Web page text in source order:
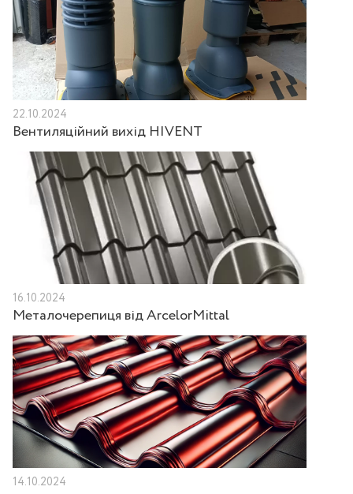
22.10.2024
Вентиляційний вихід HIVENT
16.10.2024
Металочерепиця від ArcelorMittal
14.10.2024